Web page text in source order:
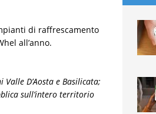
di raffrescamento
all’anno.
D’Aosta e Basilicata;
sull’intero territorio